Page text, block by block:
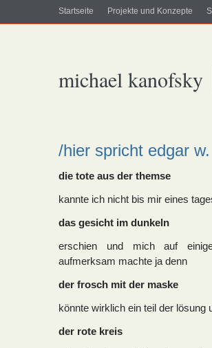
Startseite Projekte und Konzepte
michael kanofsky
/hier spricht edgar w.
die tote aus der themse
kannte ich nicht bis mir eines
das gesicht im dunkeln
erschien und mich auf
aufmerksam machte ja denn
der frosch mit der maske
könnte wirklich ein teil der
der rote kreis